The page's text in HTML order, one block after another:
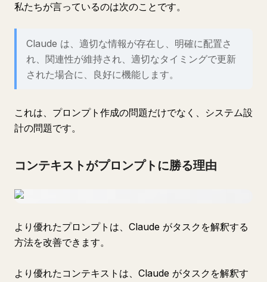
私たちが言っているのは次のことです。
Claude は、適切な情報が存在し、明確に配置さ
れ、関連性が維持され、適切なタイミングで更新
された場合に、良好に機能します。
これは、プロンプト作成の問題だけでなく、システム設
計の問題です。
コンテキストがプロンプトに勝る理由
より優れたプロンプトは、Claude がタスクを解釈する
方法を改善できます。
より優れたコンテキストは、Claude がタスクを解釈す